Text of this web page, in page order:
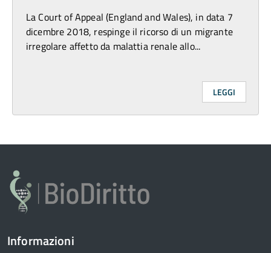
La Court of Appeal (England and Wales), in data 7
dicembre 2018, respinge il ricorso di un migrante
irregolare affetto da malattia renale allo...
LEGGI
Informazioni